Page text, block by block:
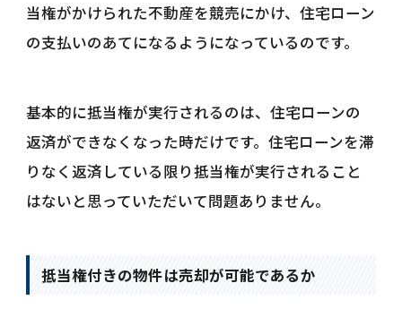
当権がかけられた不動産を競売にかけ、住宅ローン
の支払いのあてになるようになっているのです。
基本的に抵当権が実行されるのは、住宅ローンの
返済ができなくなった時だけです。住宅ローンを滞
りなく返済している限り抵当権が実行されること
はないと思っていただいて問題ありません。
抵当権付きの物件は売却が可能であるか